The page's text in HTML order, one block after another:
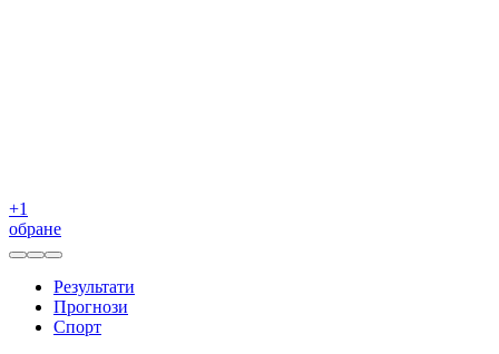
+1
обране
Результати
Прогнози
Спорт